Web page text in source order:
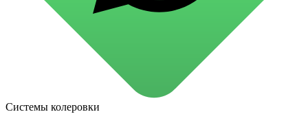
для стекол и зеркал
для ароматизации и нейтрализации запахов
для стирки и ухода за тканями
для ковров и текстильных изделий
специализированные чистящие средства
универсальные чистящие средства
дезинфицирующие средства
Автохимия и автокосметика
Системы колеровки